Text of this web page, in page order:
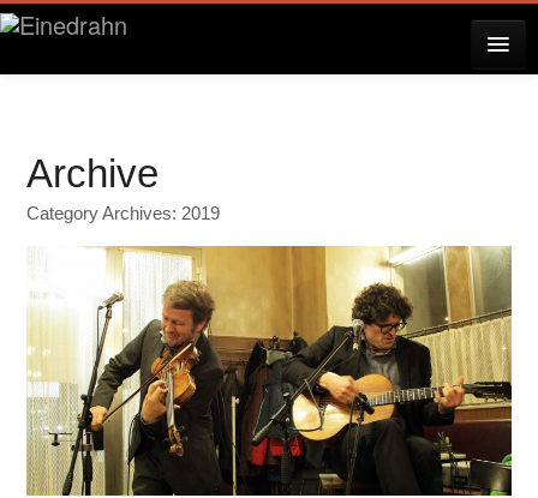
KONZERTE
RESERVIERUNG
ÜBER EINEDRAHN
PRESSE
Archive
Category Archives: 2019